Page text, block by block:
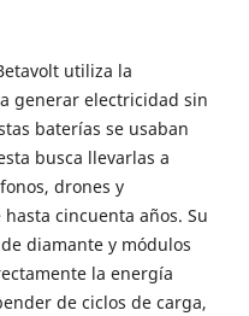
utiliza la
generar electricidad sin
baterías se usaban
busca llevarlas a
drones y
cincuenta años. Su
diamante y módulos
la energía
de ciclos de carga,